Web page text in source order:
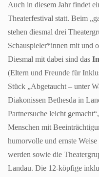
Auch in diesem Jahr findet
Theaterfestival statt. Beim
stehen diesmal drei
Schauspieler*innen mit und
Diesmal mit dabei sind das
(Eltern und Freunde für
Stück „Abgetaucht – unter
Diakonissen Bethesda in
Partnersuche leicht
Menschen mit
humorvolle und ernste
werden sowie die
Landau. Die 12-köpfige